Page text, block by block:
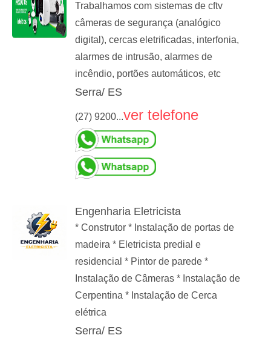
Trabalhamos com sistemas de cftv
câmeras de segurança (analógico
digital), cercas eletrificadas, interfonia,
alarmes de intrusão, alarmes de
incêndio, portões automáticos, etc
Serra/ ES
(27) 9200...ver telefone
Engenharia Eletricista
* Construtor * Instalação de portas de
madeira * Eletricista predial e
residencial * Pintor de parede *
Instalação de Câmeras * Instalação de
Cerpentina * Instalação de Cerca
elétrica
Serra/ ES